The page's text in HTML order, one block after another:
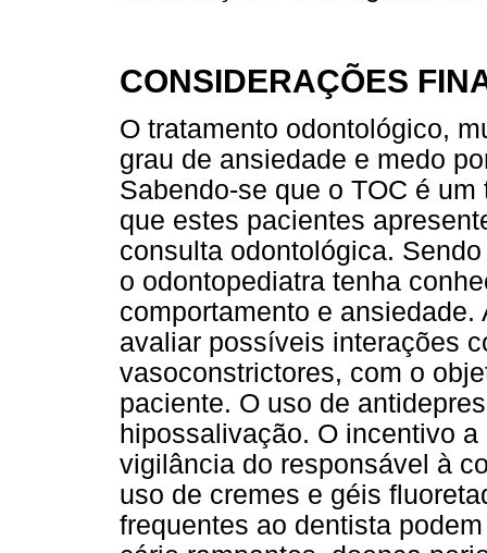
CONSIDERAÇÕES
O tratamento odontológico,
grau de ansiedade e medo
Sabendo-se que o TOC é
que estes pacientes
consulta odontológica.
o odontopediatra tenha
comportamento e
avaliar possíveis interações
vasoconstrictores, com o
paciente. O uso de
hipossalivação. O incentivo
vigilância do responsável à
uso de cremes e géis
frequentes ao dentista